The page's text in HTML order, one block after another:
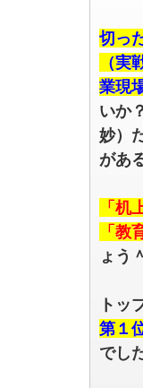
切っ
（
業現
いか
妙）
があ
「机
「教
ょう
トッ
第１
でし